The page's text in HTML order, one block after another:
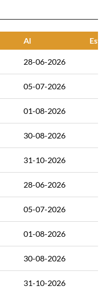
Al
28-06-2026
05-07-2026
01-08-2026
30-08-2026
31-10-2026
28-06-2026
05-07-2026
01-08-2026
30-08-2026
31-10-2026